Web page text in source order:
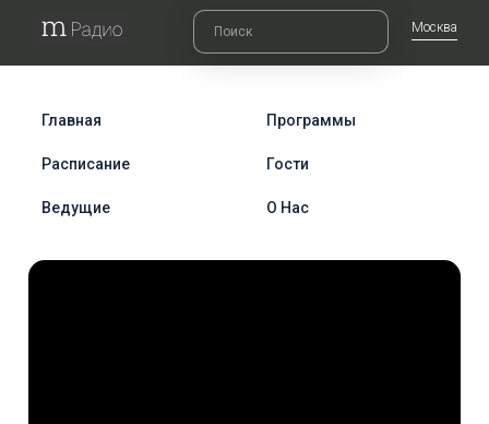
Москва
Главная Программы
Расписание Гости
Ведущие О Нас